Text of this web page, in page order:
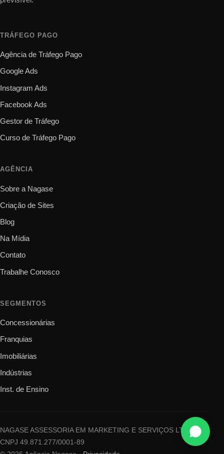
TRÁFEGO PAGO
Agência de Tráfego Pago
Google Ads
Instagram Ads
Facebook Ads
Gestor de Tráfego
Curso de Tráfego Pago
AGÊNCIA
Sobre a Nagase
Criação de Sites
Blog
Na Mídia
Contato
Trabalhe Conosco
SEGMENTOS
Concessionárias
Franquias
Imobiliárias
Indústrias
Inst. de Ensino
NAGASE ASSESSORIA EM MARKETING E SERVIÇOS LTDA ·
CNPJ 49.871.277/0001-89